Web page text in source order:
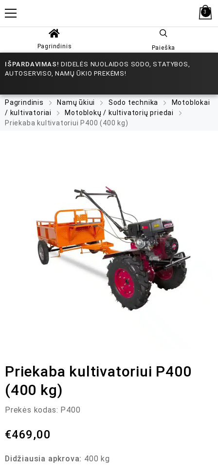
3
Pagrindinis Paieška
IŠPARDAVIMAS! DIDELĖS NUOLAIDOS SODO, STATYBOS,
AUTOSERVISO, NAMŲ ŪKIO PREKĖMS!
Pagrindinis Namų ūkiui Sodo technika
Motoblokai
/ kultivatoriai
Motoblokų / kultivatorių priedai
Priekaba kultivatoriui P400 (400 kg)
Priekaba kultivatoriui P400
(400 kg)
Prekės kodas: P400
€469,00
Didžiausia apkrova: 400 kg